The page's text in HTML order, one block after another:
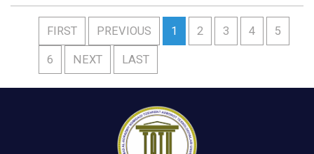
FIRST PREVIOUS 1 2 3 4 5
6 NEXT LAST